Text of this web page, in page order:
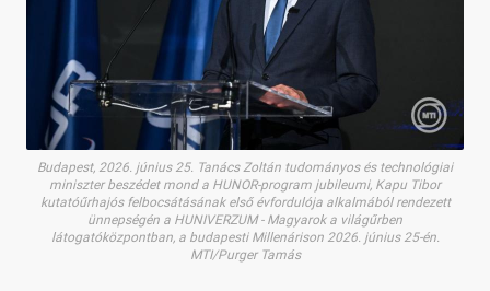
Budapest, 2026. június 25. Tanács Zoltán tudományos és technológiai
miniszter beszédet mond a HUNOR-program jubileumi, Kapu Tibor
kutatóűrhajós felbocsátásának első évfordulója alkalmából rendezett
ünnepségén a HUNIVERZUM - Magyarok a világűrben
látogatóközpontban, a budapesti Millenárison 2026. június 25-én.
MTI/Purger Tamás